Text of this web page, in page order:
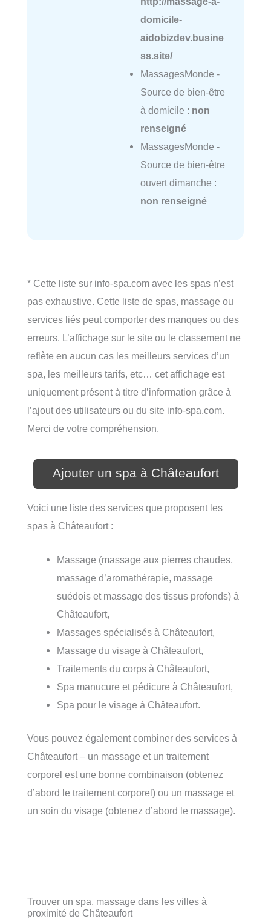
domicile-
aidobizdev.busine
ss.site/
MassagesMonde -
Source de bien-être
à domicile : non
renseigné
MassagesMonde -
Source de bien-être
ouvert dimanche :
non renseigné
* Cette liste sur info-spa.com avec les spas n’est
pas exhaustive. Cette liste de spas, massage ou
services liés peut comporter des manques ou des
erreurs. L’affichage sur le site ou le classement ne
reflète en aucun cas les meilleurs services d’un
spa, les meilleurs tarifs, etc… cet affichage est
uniquement présent à titre d’information grâce à
l’ajout des utilisateurs ou du site info-spa.com.
Merci de votre compréhension.
Ajouter un spa à Châteaufort
Voici une liste des services que proposent les
spas à Châteaufort :
Massage (massage aux pierres chaudes,
massage d’aromathérapie, massage
suédois et massage des tissus profonds) à
Châteaufort,
Massages spécialisés à Châteaufort,
Massage du visage à Châteaufort,
Traitements du corps à Châteaufort,
Spa manucure et pédicure à Châteaufort,
Spa pour le visage à Châteaufort.
Vous pouvez également combiner des services à
Châteaufort – un massage et un traitement
corporel est une bonne combinaison (obtenez
d’abord le traitement corporel) ou un massage et
un soin du visage (obtenez d’abord le massage).
Trouver un spa, massage dans les villes à
proximité de Châteaufort